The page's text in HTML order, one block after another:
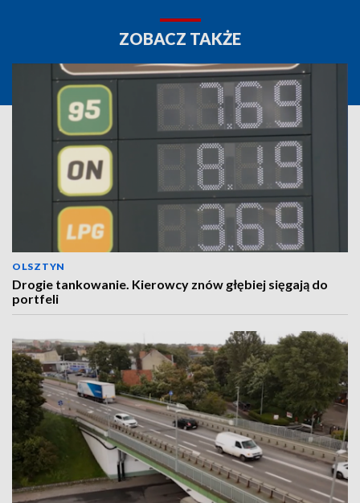
ZOBACZ TAKŻE
OLSZTYN
Drogie tankowanie. Kierowcy znów głębiej sięgają do
portfeli